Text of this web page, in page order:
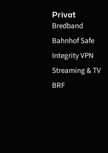
Privat
Bredband
Bahnhof Safe
Integrity VPN
Streaming & TV
BRF